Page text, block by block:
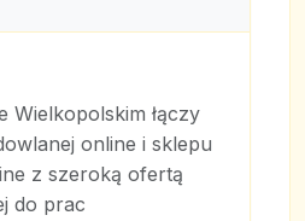
Wielkopolskim łączy
online i sklepu
z szeroką ofertą
do prac